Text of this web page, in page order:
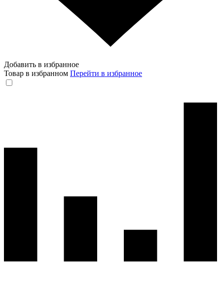
Добавить в избранное
Товар в избранном Перейти в избранное